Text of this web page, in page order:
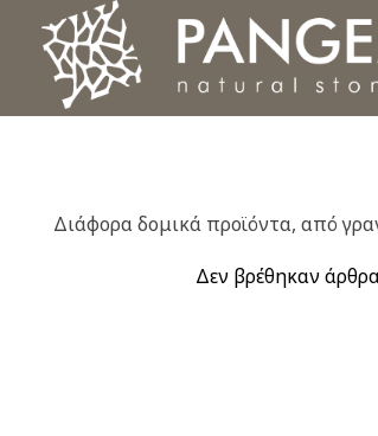
Φυσικά Πετρώματα PANGEA
Ο υπέροχος κόσμος της Φυσικής Πέτρας
Διάφορα δομικά προϊόντα, από
Δεν βρέθηκαν